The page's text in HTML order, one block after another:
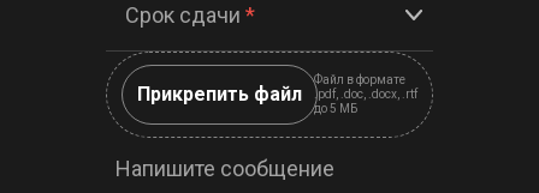
Срок сдачи *
Прикрепить файл
Файл в формате
.pdf, .doc, .docx, .rtf
до 5 МБ
Напишите сообщение